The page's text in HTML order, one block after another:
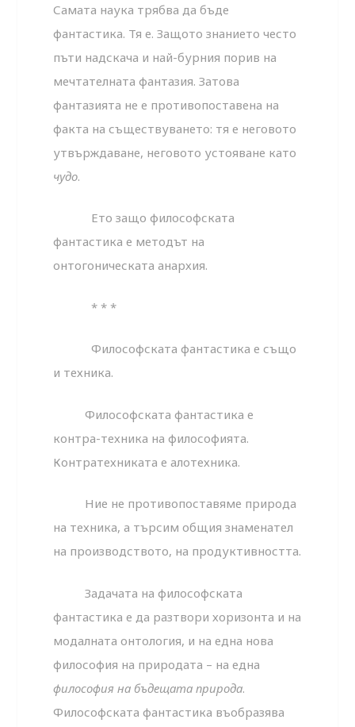
Самата наука трябва да бъде
фантастика. Тя е. Защото знанието често
пъти надскача и най-бурния порив на
мечтателната фантазия. Затова
фантазията не е противопоставена на
факта на съществуването: тя е неговото
утвърждаване, неговото устояване като
чудо.
Ето защо философската
фантастика е методът на
онтогоническата анархия.
* * *
Философската фантастика е също
и техника.
Философската фантастика е
контра-техника на философията.
Контратехниката е алотехника.
Ние не противопоставяме природа
на техника, а търсим общия знаменател
на производството, на продуктивността.
Задачата на философската
фантастика е да разтвори хоризонта и на
модалната онтология, и на една нова
философия на природата – на една
философия на бъдещата природа.
Философската фантастика въобразява